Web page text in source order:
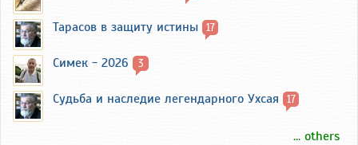
Тарасов в защиту истины 17
Симек - 2026 3
Судьба и наследие легендарного Ухсая 17
... others